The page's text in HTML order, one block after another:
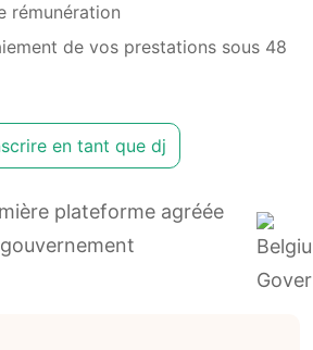
rémunération
de vos prestations sous 48
en tant que dj
plateforme agréée